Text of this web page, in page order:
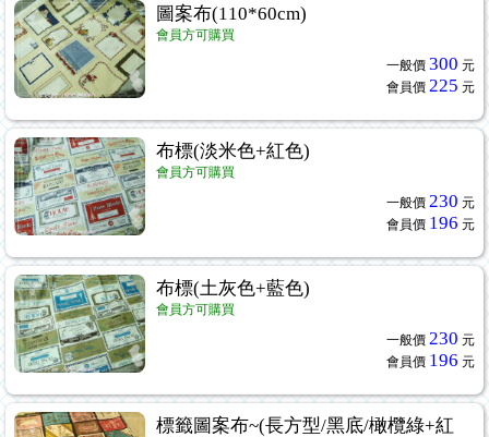
圖案布(110*60cm)
會員方可購買
一般價 300 元
會員價 225 元
布標(淡米色+紅色)
會員方可購買
一般價 230 元
會員價 196 元
布標(土灰色+藍色)
會員方可購買
一般價 230 元
會員價 196 元
標籤圖案布~(長方型/黑底/橄欖綠+紅